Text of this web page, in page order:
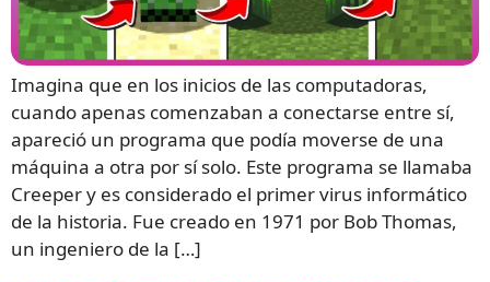
Imagina que en los inicios de las computadoras,
cuando apenas comenzaban a conectarse entre sí,
apareció un programa que podía moverse de una
máquina a otra por sí solo. Este programa se llamaba
Creeper y es considerado el primer virus informático
de la historia. Fue creado en 1971 por Bob Thomas,
un ingeniero de la […]